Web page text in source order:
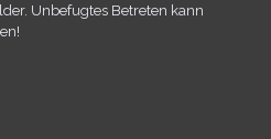
Unbefugtes Betreten kann